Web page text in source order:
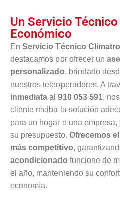
Un Servicio
Económico
En Servicio Técnico
destacamos por ofrecer un
personalizado, brindado
nuestros teleoperadores. A
inmediata al 910 053 591,
cliente reciba la solución
para un hogar o una
su presupuesto. Ofrecemos
más competitivo,
acondicionado funcione de
el año, manteniendo su
economía.